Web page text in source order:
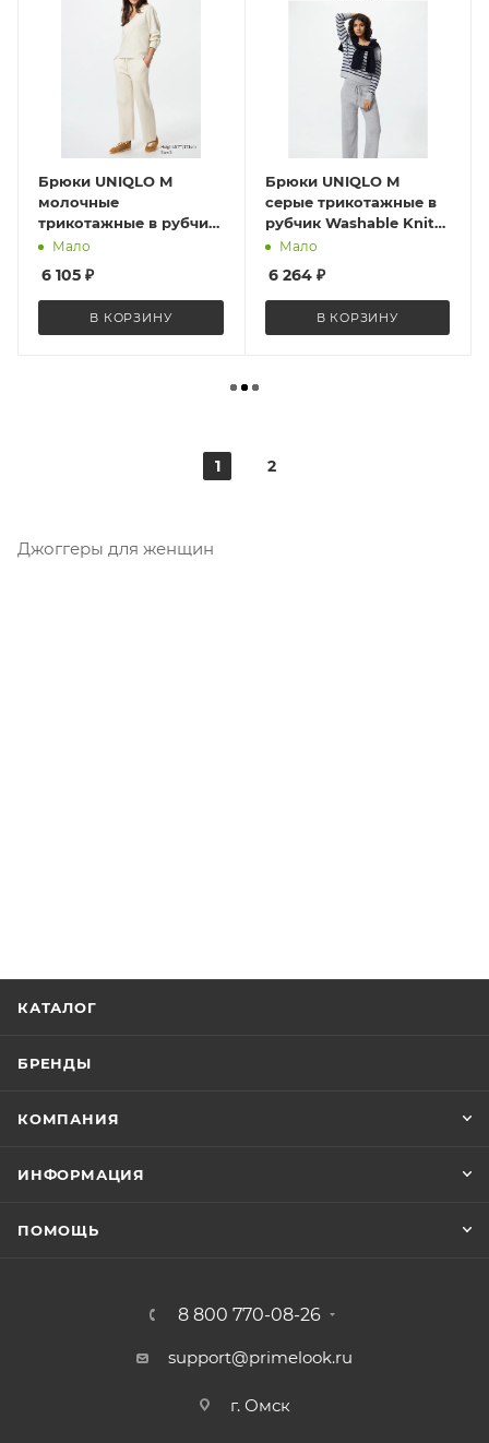
Брюки UNIQLO M
молочные
трикотажные в рубчик
Washable Knit Ribbed
Мало
6 105 ₽
В КОРЗИНУ
Брюки UNIQLO M
серые трикотажные в
рубчик Washable Knit
Ribbed Pants 482244
Мало
6 264₽
В КОРЗИНУ
1 2
Джоггеры для женщин
КАТАЛОГ
БРЕНДЫ
КОМПАНИЯ
ИНФОРМАЦИЯ
ПОМОЩЬ
8 800 770-08-26
support@primelook.ru
г. Омск